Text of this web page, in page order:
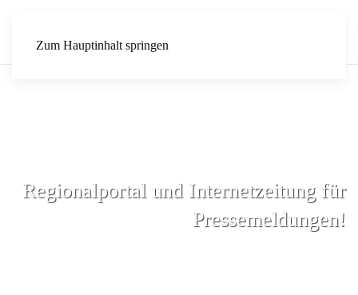
Zum Hauptinhalt springen
Regionalportal und Internetzeitung für
Pressemeldungen!